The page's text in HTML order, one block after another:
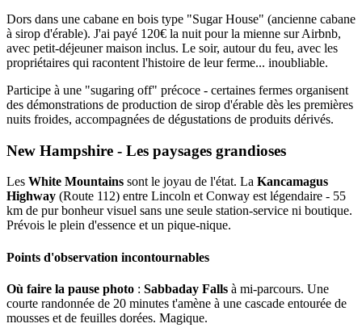
Dors dans une cabane en bois type "Sugar House" (ancienne cabane
à sirop d'érable). J'ai payé 120€ la nuit pour la mienne sur Airbnb,
avec petit-déjeuner maison inclus. Le soir, autour du feu, avec les
propriétaires qui racontent l'histoire de leur ferme... inoubliable.
Participe à une "sugaring off" précoce - certaines fermes organisent
des démonstrations de production de sirop d'érable dès les premières
nuits froides, accompagnées de dégustations de produits dérivés.
New Hampshire - Les paysages grandioses
Les White Mountains sont le joyau de l'état. La Kancamagus
Highway (Route 112) entre Lincoln et Conway est légendaire - 55
km de pur bonheur visuel sans une seule station-service ni boutique.
Prévois le plein d'essence et un pique-nique.
Points d'observation incontournables
Où faire la pause photo : Sabbaday Falls à mi-parcours. Une
courte randonnée de 20 minutes t'amène à une cascade entourée de
mousses et de feuilles dorées. Magique.